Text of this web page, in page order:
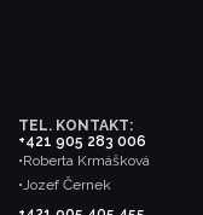
TEL. KONTAKT:
•Roberta Krmášková
+421 905 283 006
•Jozef Černek